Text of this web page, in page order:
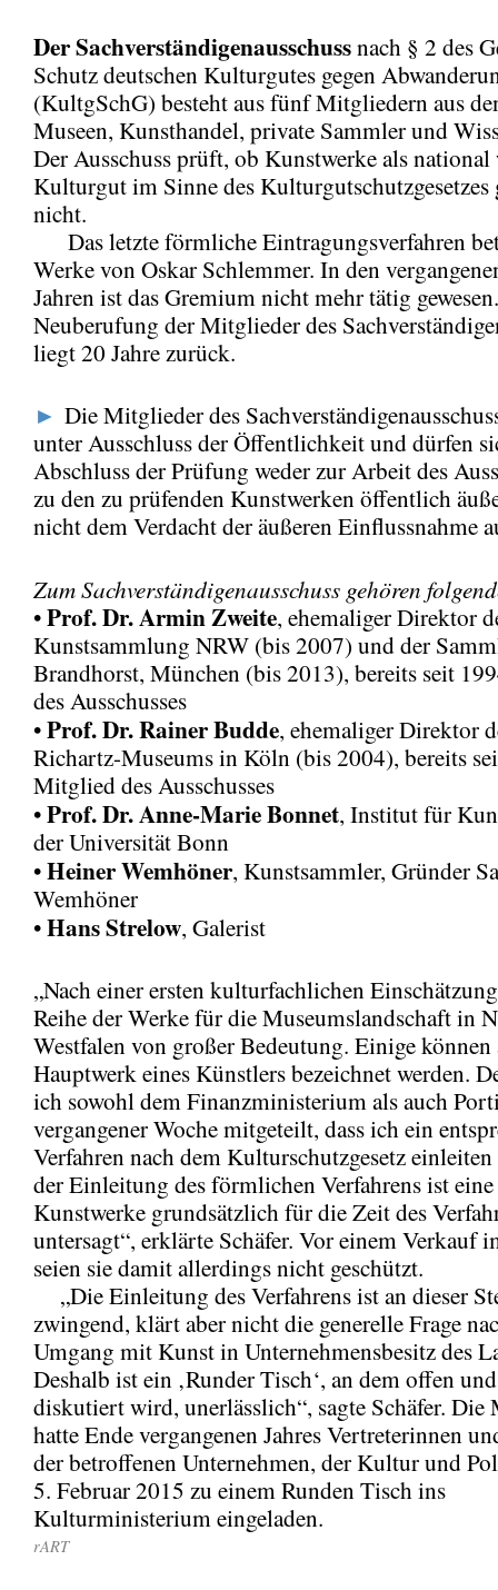
Der Sachverständigenausschussnach § 2 des
Schutz deutschen Kulturgutes gegen
(KultgSchG) besteht aus fünf Mitgliedern aus
Museen, Kunsthandel, private Sammler und
Der Ausschuss prüft, ob Kunstwerke als
Kulturgut im Sinne des Kulturgutschutzgesetzes
nicht.
Das letzte förmliche Eintragungsverfahren
Werke von Oskar Schlemmer. In den
Jahren ist das Gremium nicht mehr tätig
Neuberufung der Mitglieder des
liegt 20 Jahre zurück.
► Die Mitglieder des
unter Ausschluss der Öffentlichkeit und dürfen
Abschluss der Prüfung weder zur Arbeit des
zu den zu prüfenden Kunstwerken öffentlich
nicht dem Verdacht der äußeren Einflussnahme
Zum Sachverständigenausschuss gehören
•Prof. Dr. Armin Zweite, ehemaliger Direktor
Kunstsammlung NRW (bis 2007) und der
Brandhorst, München (bis 2013), bereits seit
des Ausschusses
•Prof. Dr. Rainer Budde, ehemaliger Direktor
Richartz-Museums in Köln (bis 2004), bereits
Mitglied des Ausschusses
•Prof. Dr. Anne-Marie Bonnet, Institut für
der Universität Bonn
•Heiner Wemhöner, Kunstsammler, Gründer
Wemhöner
•Hans Strelow, Galerist
„Nach einer ersten kulturfachlichen
Reihe der Werke für die Museumslandschaft in
Westfalen von großer Bedeutung. Einige können
Hauptwerk eines Künstlers bezeichnet werden.
ich sowohl dem Finanzministerium als auch
vergangener Woche mitgeteilt, dass ich ein
Verfahren nach dem Kulturschutzgesetz
der Einleitung des förmlichen Verfahrens ist
Kunstwerke grundsätzlich für die Zeit des
untersagt“, erklärte Schäfer. Vor einem Verkauf
seien sie damit allerdings nicht geschützt.
„Die Einleitung des Verfahrens ist an dieser
zwingend, klärt aber nicht die generelle Frage
Umgang mit Kunst in Unternehmensbesitz des
Deshalb ist ein ‚Runder Tisch‘, an dem offen
diskutiert wird, unerlässlich“, sagte Schäfer.
hatte Ende vergangenen Jahres Vertreterinnen
der betroffenen Unternehmen, der Kultur und
5. Februar 2015 zu einem Runden Tisch ins
Kulturministerium eingeladen.
rART